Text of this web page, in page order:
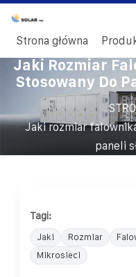
Strona główna
Jaki Rozmiar
Stosowany Do
Jaki rozmiar
paneli
Tagi:
Jaki Rozmiar
Mikrosieci